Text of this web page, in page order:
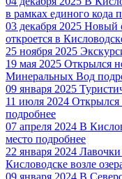
в рамках единого кода
03 декабря 2025 Новый
откроется в
25 ноября 2025
19 мая 2025 Открылся
Минеральных Вод
09 января 2025
11 июля 2024 Открылся
подробнее
07 апреля 2024 В
место подробнее
22 января 2024 Лавочки
Кисловодске возле
09 января 2024 В